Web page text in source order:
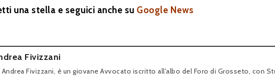
una stella e seguici anche su Google News
Fivizzani
Fivizzani, è un giovane Avvocato iscritto all'albo del Foro di Grosseto, con